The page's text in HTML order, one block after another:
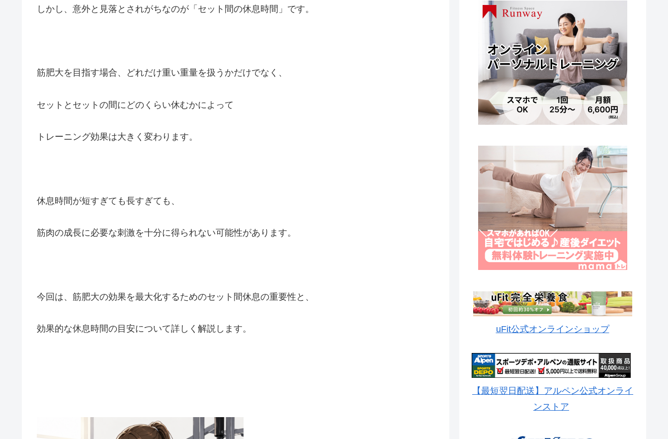
しかし、意外と見落とされがちなのが「セット間の休息時間」です。
筋肥大を目指す場合、どれだけ重い重量を扱うかだけでなく、
セットとセットの間にどのくらい休むかによって
トレーニング効果は大きく変わります。
休息時間が短すぎても長すぎても、
筋肉の成長に必要な刺激を十分に得られない可能性があります。
今回は、筋肥大の効果を最大化するためのセット間休息の重要性と、
効果的な休息時間の目安について詳しく解説します。 uFit公式オンラインショップ
【最短翌日配送】アルペン公式オンライ
ンストア